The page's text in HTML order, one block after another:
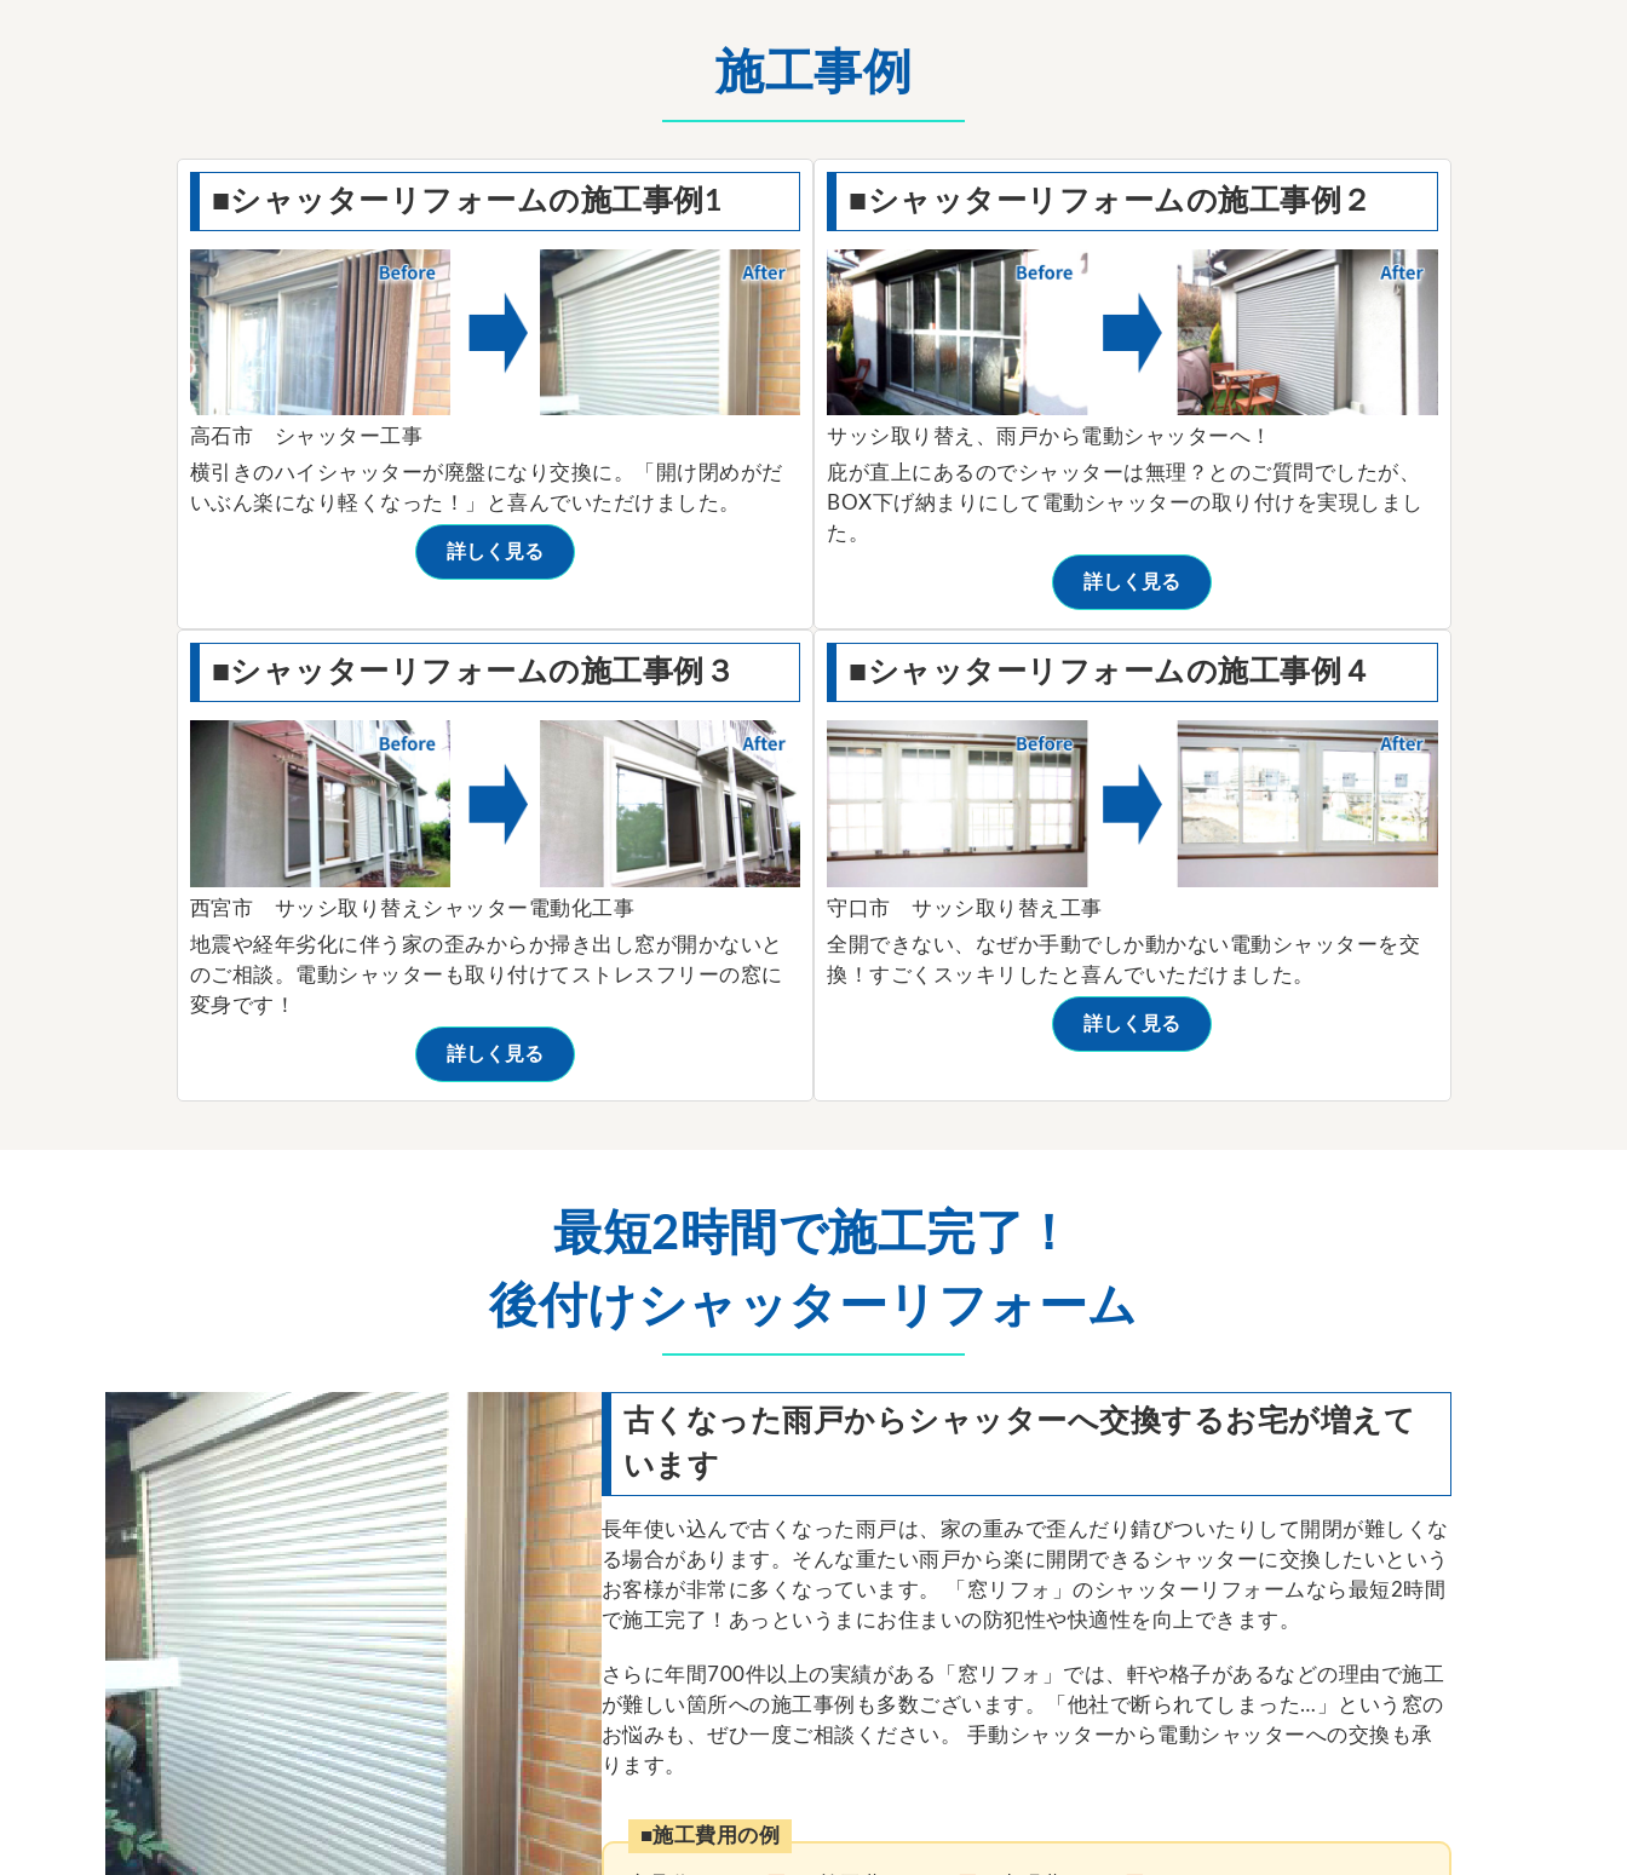
施工事例
■シャッターリフォームの施工事例1
高石市 シャッター工事
横引きのハイシャッターが廃盤になり交換に。「開け閉めがだ
いぶん楽になり軽くなった！」と喜んでいただけました。
詳しく見る
■シャッターリフォームの施工事例２
サッシ取り替え、雨戸から電動シャッターへ！
庇が直上にあるのでシャッターは無理？とのご質問でしたが、
BOX下げ納まりにして電動シャッターの取り付けを実現しまし
た。
詳しく見る
■シャッターリフォームの施工事例３
西宮市 サッシ取り替えシャッター電動化工事
地震や経年劣化に伴う家の歪みからか掃き出し窓が開かないと
のご相談。電動シャッターも取り付けてストレスフリーの窓に
変身です！
詳しく見る
■シャッターリフォームの施工事例４
守口市 サッシ取り替え工事
全開できない、なぜか手動でしか動かない電動シャッターを交
換！すごくスッキリしたと喜んでいただけました。
詳しく見る
最短2時間で施工完了！
後付けシャッターリフォーム
古くなった雨戸からシャッターへ交換するお宅が増えて
います
長年使い込んで古くなった雨戸は、家の重みで歪んだり錆びついたりして開閉が難しくな
る場合があります。そんな重たい雨戸から楽に開閉できるシャッターに交換したいという
お客様が非常に多くなっています。 「窓リフォ」のシャッターリフォームなら最短2時間
で施工完了！あっというまにお住まいの防犯性や快適性を向上できます。
さらに年間700件以上の実績がある「窓リフォ」では、軒や格子があるなどの理由で施工
が難しい箇所への施工事例も多数ございます。「他社で断られてしまった…」という窓の
お悩みも、ぜひ一度ご相談ください。 手動シャッターから電動シャッターへの交換も承
ります。